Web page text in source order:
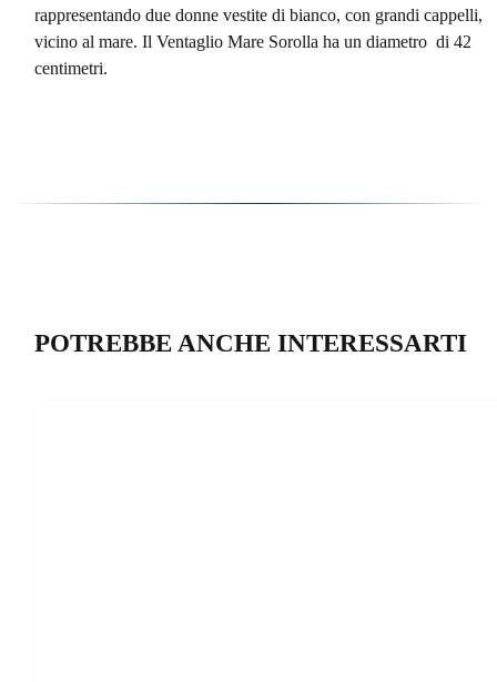
rappresentando due donne vestite di bianco, con grandi cappelli,
vicino al mare. Il Ventaglio Mare Sorolla ha un diametro di 42
centimetri.
POTREBBE ANCHE INTERESSARTI